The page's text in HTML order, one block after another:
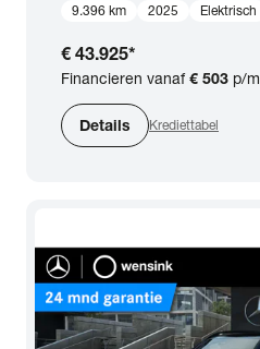
9.396 km 2025 Elektrisch
€ 43.925*
Financieren vanaf€ 503 p/m
Details Krediettabel